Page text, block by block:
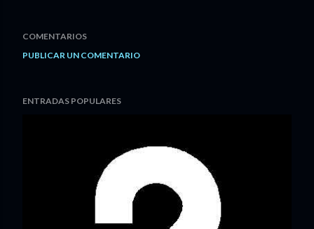
COMENTARIOS
PUBLICAR UN COMENTARIO
ENTRADAS POPULARES